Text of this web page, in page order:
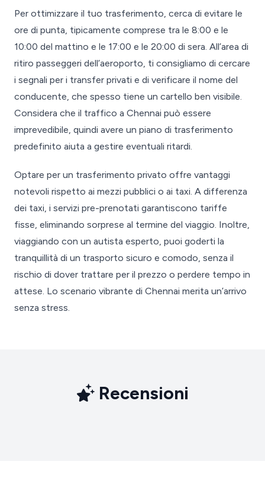
Per ottimizzare il tuo trasferimento, cerca di evitare le
ore di punta, tipicamente comprese tra le 8:00 e le
10:00 del mattino e le 17:00 e le 20:00 di sera. All’area di
ritiro passeggeri dell’aeroporto, ti consigliamo di cercare
i segnali per i transfer privati e di verificare il nome del
conducente, che spesso tiene un cartello ben visibile.
Considera che il traffico a Chennai può essere
imprevedibile, quindi avere un piano di trasferimento
predefinito aiuta a gestire eventuali ritardi.
Optare per un trasferimento privato offre vantaggi
notevoli rispetto ai mezzi pubblici o ai taxi. A differenza
dei taxi, i servizi pre-prenotati garantiscono tariffe
fisse, eliminando sorprese al termine del viaggio. Inoltre,
viaggiando con un autista esperto, puoi goderti la
tranquillità di un trasporto sicuro e comodo, senza il
rischio di dover trattare per il prezzo o perdere tempo in
attese. Lo scenario vibrante di Chennai merita un’arrivo
senza stress.
Recensioni